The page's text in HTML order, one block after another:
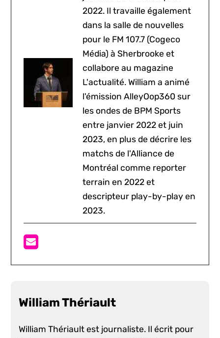
2022. Il travaille également
dans la salle de nouvelles
pour le FM 107.7 (Cogeco
Média) à Sherbrooke et
collabore au magazine
L'actualité. William a animé
l'émission AlleyOop360 sur
les ondes de BPM Sports
entre janvier 2022 et juin
2023, en plus de décrire les
matchs de l'Alliance de
Montréal comme reporter
terrain en 2022 et
descripteur play-by-play en
2023.
William Thériault
William Thériault est journaliste. Il écrit pour